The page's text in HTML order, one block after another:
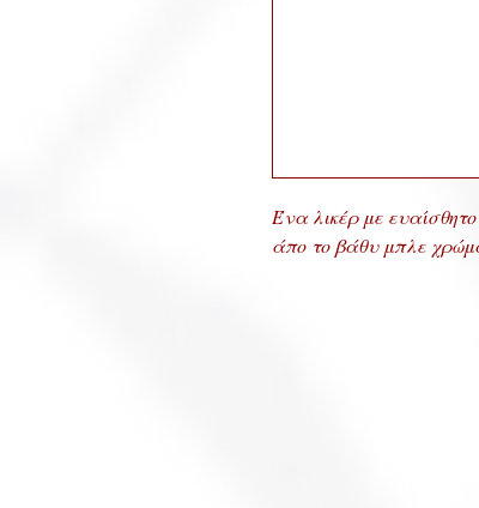
Ένα λικέρ με
άπο το βάθυ μπλε